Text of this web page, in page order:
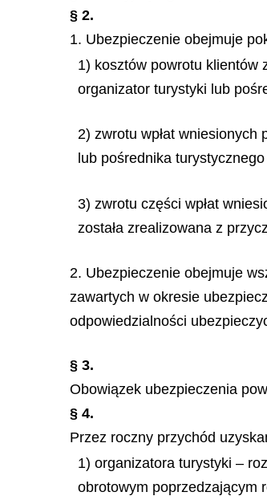
§ 2.
1. Ubezpieczenie obejmuje
1) kosztów powrotu klientów
organizator turystyki lub
2) zwrotu wpłat wniesionych
lub pośrednika
3) zwrotu części wpłat
została zrealizowana z
2. Ubezpieczenie obejmuje
zawartych w okresie
odpowiedzialności
§ 3.
Obowiązek ubezpieczenia
§ 4.
Przez roczny przychód
1) organizatora turystyki –
obrotowym poprzedzającym